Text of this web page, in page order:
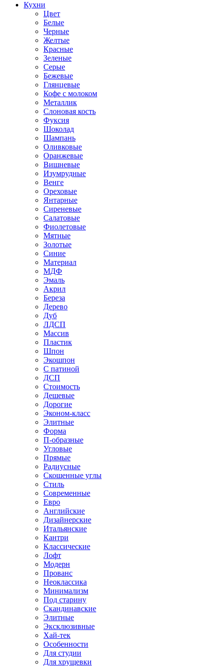
Кухни
Цвет
Белые
Черные
Желтые
Красные
Зеленые
Серые
Бежевые
Глянцевые
Кофе с молоком
Металлик
Слоновая кость
Фуксия
Шоколад
Шампань
Оливковые
Оранжевые
Вишневые
Изумрудные
Венге
Ореховые
Янтарные
Сиреневые
Салатовые
Фиолетовые
Мятные
Золотые
Синие
Материал
МДФ
Эмаль
Акрил
Береза
Дерево
Дуб
ЛДСП
Массив
Пластик
Шпон
Экошпон
С патиной
ДСП
Стоимость
Дешевые
Дорогие
Эконом-класс
Элитные
Форма
П-образные
Угловые
Прямые
Радиусные
Скошенные углы
Стиль
Современные
Евро
Английские
Дизайнерские
Итальянские
Кантри
Классические
Лофт
Модерн
Прованс
Неоклассика
Минимализм
Под старину
Скандинавские
Элитные
Эксклюзивные
Хай-тек
Особенности
Для студии
Для хрущевки